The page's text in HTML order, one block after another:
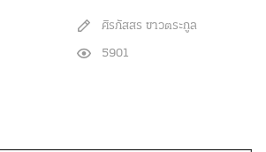
ศิรภัสสร ขาวตระกูล
5901